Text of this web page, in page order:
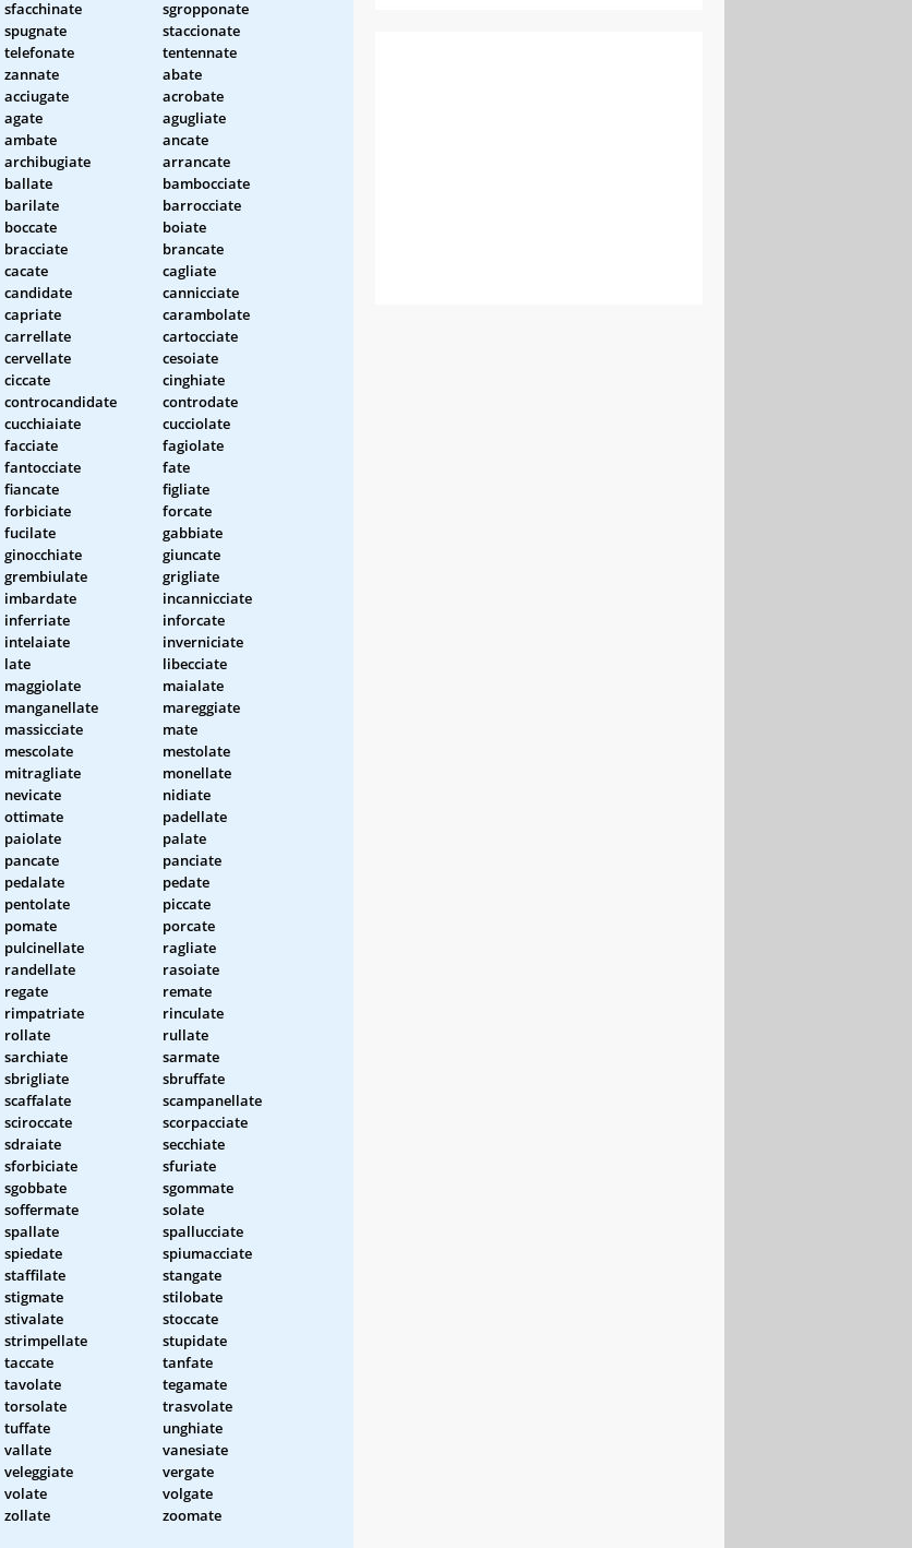
sfacchinate
sgropponate
spugnate
staccionate
telefonate
tentennate
zannate
abate
acciugate
acrobate
agate
agugliate
ambate
ancate
archibugiate
arrancate
ballate
bambocciate
barilate
barrocciate
boccate
boiate
bracciate
brancate
cacate
cagliate
candidate
cannicciate
capriate
carambolate
carrellate
cartocciate
cervellate
cesoiate
ciccate
cinghiate
controcandidate
controdate
cucchiaiate
cucciolate
facciate
fagiolate
fantocciate
fate
fiancate
figliate
forbiciate
forcate
fucilate
gabbiate
ginocchiate
giuncate
grembiulate
grigliate
imbardate
incannicciate
inferriate
inforcate
intelaiate
inverniciate
late
libecciate
maggiolate
maialate
manganellate
mareggiate
massicciate
mate
mescolate
mestolate
mitragliate
monellate
nevicate
nidiate
ottimate
padellate
paiolate
palate
pancate
panciate
pedalate
pedate
pentolate
piccate
pomate
porcate
pulcinellate
ragliate
randellate
rasoiate
regate
remate
rimpatriate
rinculate
rollate
rullate
sarchiate
sarmate
sbrigliate
sbruffate
scaffalate
scampanellate
sciroccate
scorpacciate
sdraiate
secchiate
sforbiciate
sfuriate
sgobbate
sgommate
soffermate
solate
spallate
spallucciate
spiedate
spiumacciate
staffilate
stangate
stigmate
stilobate
stivalate
stoccate
strimpellate
stupidate
taccate
tanfate
tavolate
tegamate
torsolate
trasvolate
tuffate
unghiate
vallate
vanesiate
veleggiate
vergate
volate
volgate
zollate
zoomate